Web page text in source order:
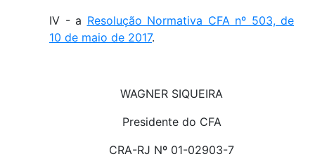
IV - a Resolução Normativa CFA nº 503, de
10 de maio de 2017.
WAGNER SIQUEIRA
Presidente do CFA
CRA-RJ Nº 01-02903-7